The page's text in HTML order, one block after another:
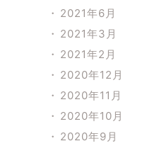
2021年6月
2021年3月
2021年2月
2020年12月
2020年11月
2020年10月
2020年9月